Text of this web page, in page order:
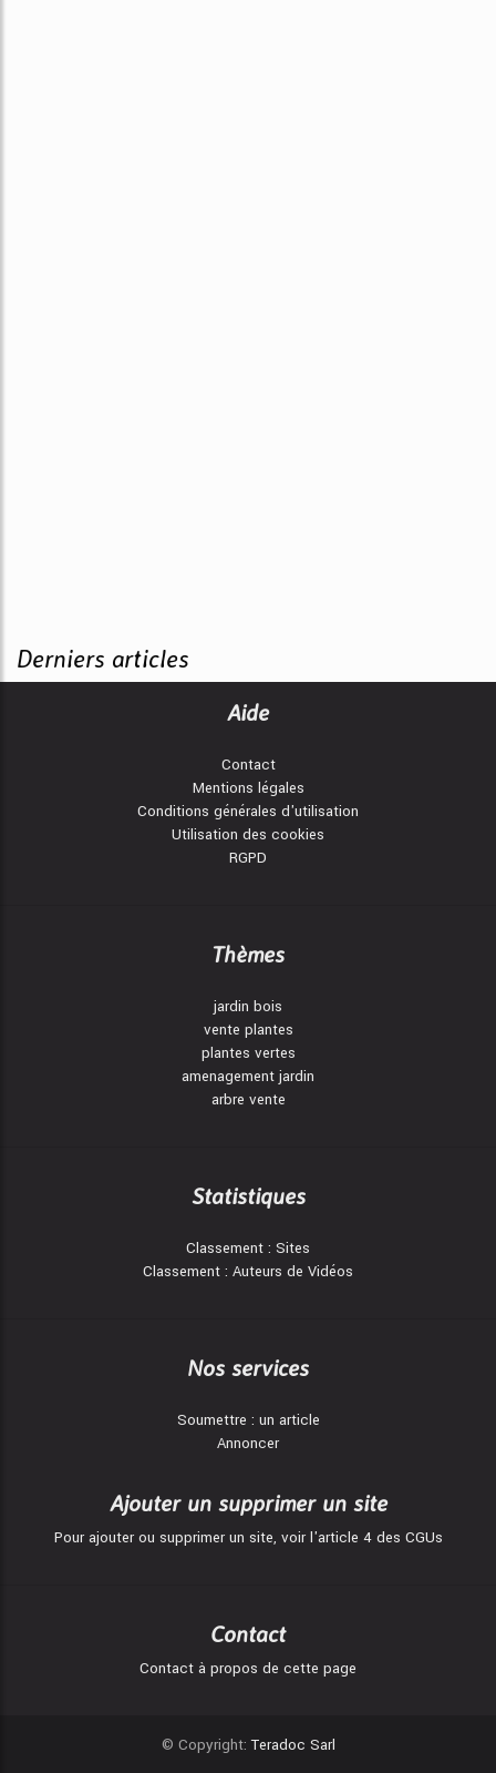
Derniers articles
Aide
Contact
Mentions légales
Conditions générales d'utilisation
Utilisation des cookies
RGPD
Thèmes
jardin bois
vente plantes
plantes vertes
amenagement jardin
arbre vente
Statistiques
Classement : Sites
Classement : Auteurs de Vidéos
Nos services
Soumettre : un article
Annoncer
Ajouter un supprimer un site
Pour ajouter ou supprimer un site, voir l'article 4 des CGUs
Contact
Contact à propos de cette page
© Copyright:Teradoc Sarl